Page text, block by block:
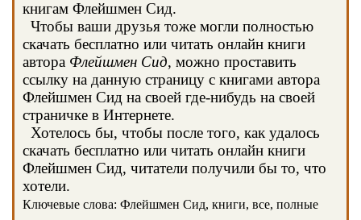
книгам Флейшмен Сид.
Чтобы ваши друзья тоже могли полностью
скачать бесплатно или читать онлайн книги
автора Флейшмен Сид, можно проставить
ссылку на данную страницу с книгами автора
Флейшмен Сид на своей где-нибудь на своей
страничке в Интернете.
Хотелось бы, чтобы после того, как удалось
скачать бесплатно или читать онлайн книги
Флейшмен Сид, читатели получили бы то, что
хотели.
Ключевые слова: Флейшмен Сид, книги, все, полные